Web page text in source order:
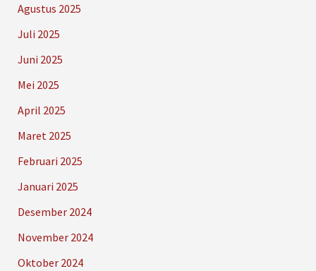
Agustus 2025
Juli 2025
Juni 2025
Mei 2025
April 2025
Maret 2025
Februari 2025
Januari 2025
Desember 2024
November 2024
Oktober 2024